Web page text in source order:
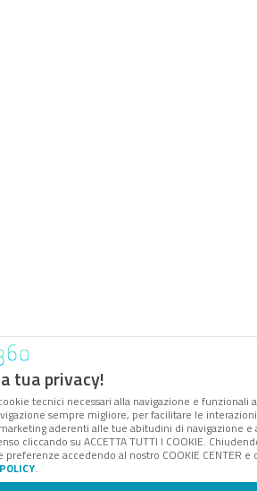
tua privacy!
tecnici necessari alla navigazione e
sempre migliore, per facilitare le
aderenti alle tue abitudini di navigazione e
cliccando su ACCETTA TUTTI I COOKIE.
preferenze accedendo al nostro COOKIE
.